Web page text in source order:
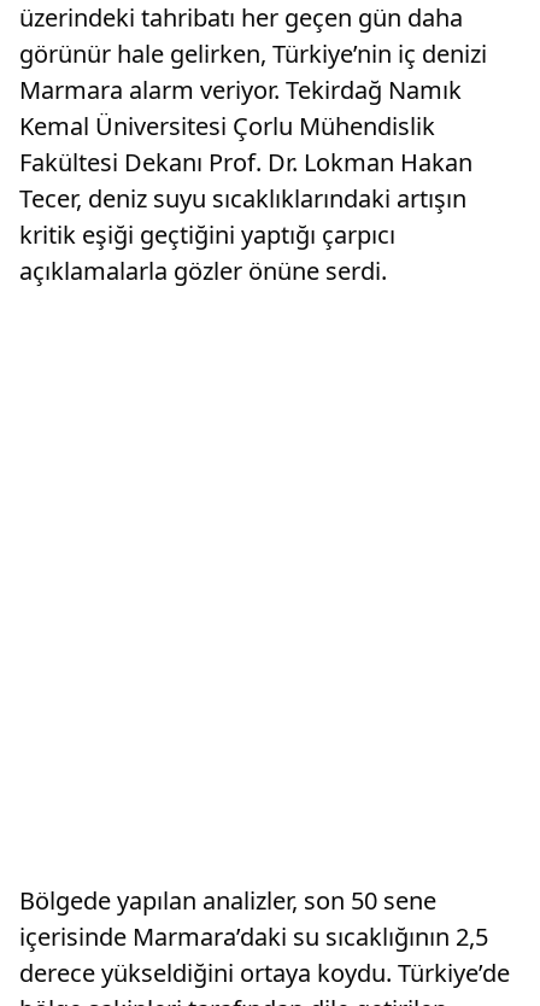
üzerindeki tahribatı her geçen gün daha
görünür hale gelirken, Türkiye’nin iç denizi
Marmara alarm veriyor. Tekirdağ Namık
Kemal Üniversitesi Çorlu Mühendislik
Fakültesi Dekanı Prof. Dr. Lokman Hakan
Tecer, deniz suyu sıcaklıklarındaki artışın
kritik eşiği geçtiğini yaptığı çarpıcı
açıklamalarla gözler önüne serdi.
Bölgede yapılan analizler, son 50 sene
içerisinde Marmara’daki su sıcaklığının 2,5
derece yükseldiğini ortaya koydu. Türkiye’de